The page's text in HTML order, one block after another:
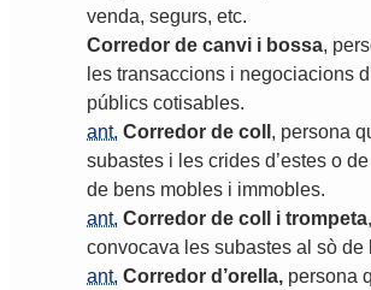
venda, segurs, etc.
Corredor de canvi i bossa,
les transaccions i negociacions d
públics cotisables.
ant. Corredor de coll , persona
subastes i les crides d’estes o de
de bens mobles i immobles.
ant. Corredor de coll i trompeta,
convocava les subastes al sò de
ant. Corredor d ’orella, persona